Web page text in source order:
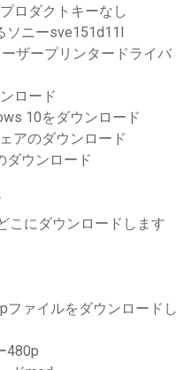
ロダクトキーなし
ソニーsve151d11l
ザープリンタードライバ
ロード
10をダウンロード
アのダウンロード
ダウンロード
こにダウンロードします
ファイルをダウンロードし
480p